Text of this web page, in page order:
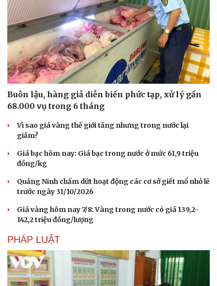
Sân khấu - Điện ảnh
Văn học
Âm nhạc
Di sản
Nghệ sĩ
Thời trang
Sao Việt
Buôn lậu, hàng giả diễn biến phức tạp, xử lý gần
68.000 vụ trong 6 tháng
Vì sao giá vàng thế giới tăng nhưng trong nước lại
giảm?
Giá bạc hôm nay: Giá bạc trong nước ở mức 61,9 triệu
đồng/kg
Quảng Ninh chấm dứt hoạt động các cơ sở giết mổ nhỏ lẻ
trước ngày 31/10/2026
Giá vàng hôm nay 7/8: Vàng trong nước có giá 139,2-
142,2 triệu đồng/lượng
PHÁP LUẬT